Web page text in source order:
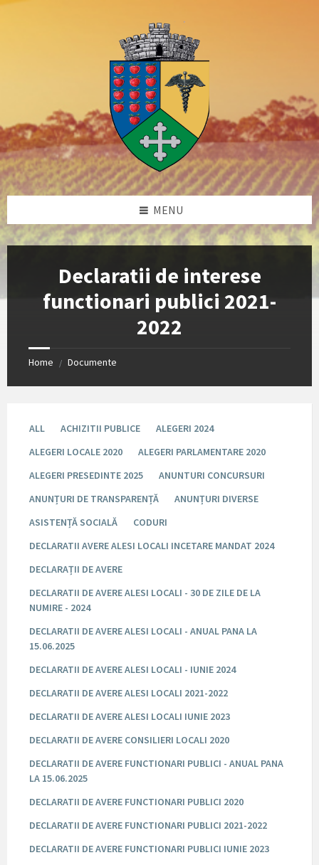
Skip
Skip
Skip
Skip
MENU
Declaratii de interese
functionari publici 2021-
2022
Home / Documente
ALL ACHIZITII PUBLICE
ALEGERI 2024
ALEGERI LOCALE 2020
ALEGERI PARLAMENTARE 2020
ALEGERI PRESEDINTE 2025
ANUNTURI CONCURSURI
ANUNȚURI DE TRANSPARENȚĂ
ANUNȚURI DIVERSE
ASISTENȚĂ SOCIALĂ
CODURI
DECLARATII AVERE ALESI LOCALI INCETARE MANDAT 2024
DECLARAȚII DE AVERE
DECLARATII DE AVERE ALESI LOCALI - 30 DE ZILE DE LA
NUMIRE - 2024
DECLARATII DE AVERE ALESI LOCALI - ANUAL PANA LA
15.06.2025
DECLARATII DE AVERE ALESI LOCALI - IUNIE 2024
DECLARATII DE AVERE ALESI LOCALI 2021-2022
DECLARATII DE AVERE ALESI LOCALI IUNIE 2023
DECLARATII DE AVERE CONSILIERI LOCALI 2020
DECLARATII DE AVERE FUNCTIONARI PUBLICI - ANUAL PANA
LA 15.06.2025
DECLARATII DE AVERE FUNCTIONARI PUBLICI 2020
DECLARATII DE AVERE FUNCTIONARI PUBLICI 2021-2022
DECLARATII DE AVERE FUNCTIONARI PUBLICI IUNIE 2023